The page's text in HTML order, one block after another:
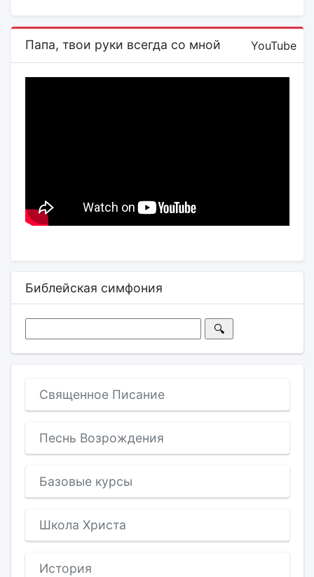
Папа, твои руки всегда со мной YouTube
Библейская симфония
Священное Писание
Песнь Возрождения
Базовые курсы
Школа Христа
История